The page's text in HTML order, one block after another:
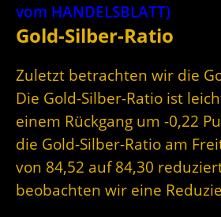
vom HANDELSBLATT)
Gold-Silber-Ratio
Zuletzt betrachten wir die
Die Gold-Silber-Ratio ist
einem Rückgang um -0,22
die Gold-Silber-Ratio am
von 84,52 auf 84,30
beobachten wir eine